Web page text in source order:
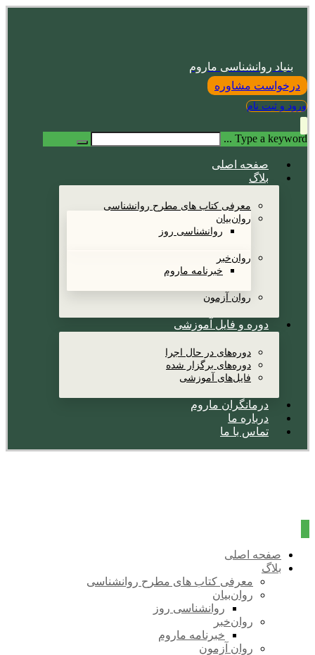
بنیاد روانشناسی ماروم
درخواست مشاوره
ورود و ثبت نام
Type a keyword ...
صفحه اصلی
بلاگ
معرفی کتاب های مطرح روانشناسی
روان‌بیان
روانشناسی روز
روان‌خبر
خبرنامه ماروم
روان آزمون
دوره و فایل آموزشی
دوره‌های در حال اجرا
دوره‌های برگزار شده
فایل‌های آموزشی
درمانگران ماروم
درباره ما
تماس با ما
صفحه اصلی
بلاگ
معرفی کتاب های مطرح روانشناسی
روان‌بیان
روانشناسی روز
روان‌خبر
خبرنامه ماروم
روان آزمون